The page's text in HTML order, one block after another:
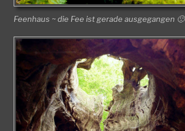
Feenhaus ~ die Fee ist gerade ausgegangen 🙁